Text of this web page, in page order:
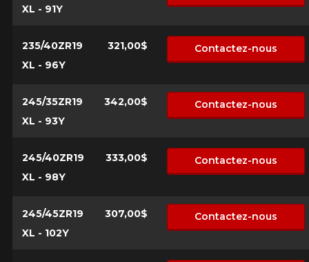
XL - 91Y
235/40ZR19
XL - 96Y
321,00$ Contactez-nous
245/35ZR19
XL - 93Y
342,00$ Contactez-nous
245/40ZR19
XL - 98Y
333,00$ Contactez-nous
245/45ZR19
XL - 102Y
307,00$ Contactez-nous